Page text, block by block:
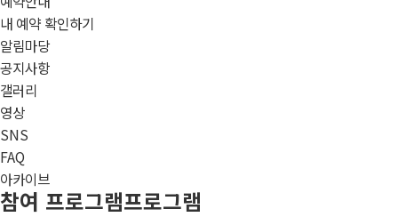
내 예약 확인하기
알림마당
공지사항
갤러리
영상
SNS
FAQ
아카이브
참여 프로그램프로그램